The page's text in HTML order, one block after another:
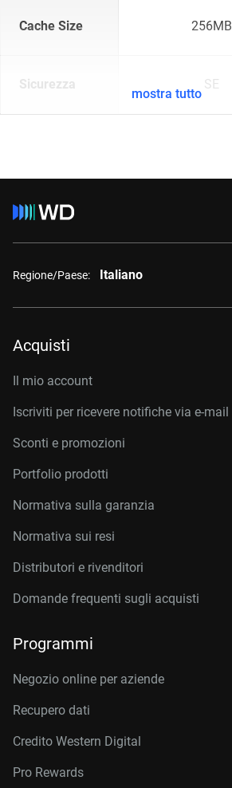
Cache Size 256MB
Sicurezza SE
mostra tutto
Regione/Paese: Italiano
Acquisti
Il mio account
Iscriviti per ricevere notifiche via e-mail
Sconti e promozioni
Portfolio prodotti
Normativa sulla garanzia
Normativa sui resi
Distributori e rivenditori
Domande frequenti sugli acquisti
Programmi
Negozio online per aziende
Recupero dati
Credito Western Digital
Pro Rewards